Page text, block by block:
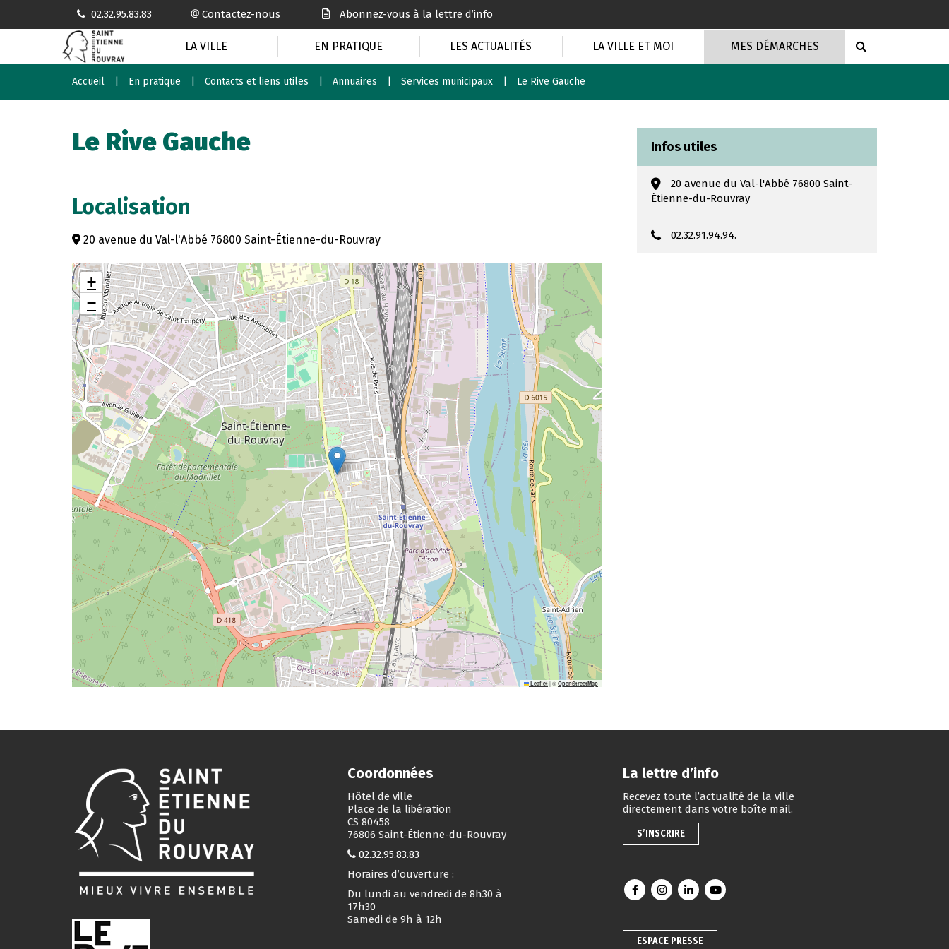
02.32.95.83.83 Contactez-nous Abonnez-vous à la lettre d’info
LA VILLE EN PRATIQUE LES ACTUALITÉS LA VILLE ET MOI MES DÉMARCHES
Accueil En pratique Contacts et liens utiles Annuaires Services municipaux Le Rive Gauche
Le Rive Gauche
Localisation
20 avenue du Val-l'Abbé 76800 Saint-Étienne-du-Rouvray
+
−
Leaflet |© OpenStreetMap
Infos utiles
20 avenue du Val-l'Abbé 76800 Saint-
Étienne-du-Rouvray
02.32.91.94.94.
Coordonnées
Hôtel de ville
Place de la libération
CS 80458
76806 Saint-Étienne-du-Rouvray
02.32.95.83.83
Horaires d’ouverture :
Du lundi au vendredi de 8h30 à
17h30
Samedi de 9h à 12h
La lettre d’info
Recevez toute l’actualité de la ville
directement dans votre boîte mail.
S’INSCRIRE
Lien vers le compte Facebook
Lien vers le compte Instagram
Lien vers le compte Linkedin
Lien vers la chaîne Youtube
ESPACE PRESSE